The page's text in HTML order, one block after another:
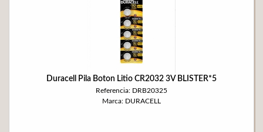
Duracell Pila Boton Litio CR2032 3V BLISTER*5
Referencia: DRB20325
Marca: DURACELL